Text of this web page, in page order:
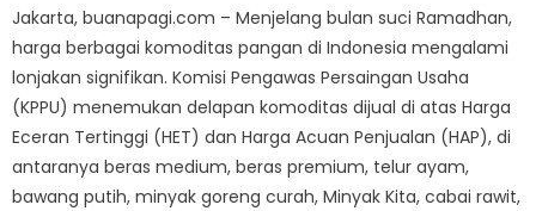
Jakarta, buanapagi.com – Menjelang bulan suci Ramadhan,
harga berbagai komoditas pangan di Indonesia mengalami
lonjakan signifikan. Komisi Pengawas Persaingan Usaha
(KPPU) menemukan delapan komoditas dijual di atas Harga
Eceran Tertinggi (HET) dan Harga Acuan Penjualan (HAP), di
antaranya beras medium, beras premium, telur ayam,
bawang putih, minyak goreng curah, Minyak Kita, cabai rawit,